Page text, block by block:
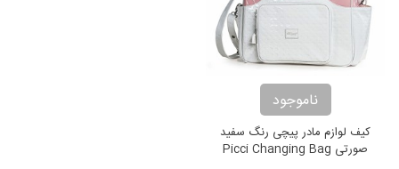
ناموجود
کیف لوازم مادر پیچی رنگ سفید
صورتی Picci Changing Bag